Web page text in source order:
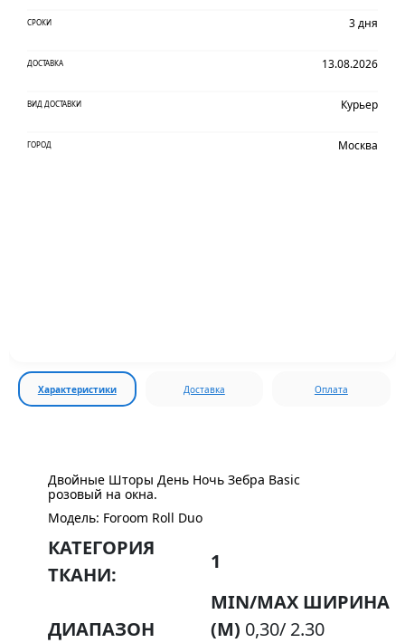
СРОКИ 3 дня
ДОСТАВКА 13.08.2026
ВИД ДОСТАВКИ Курьер
ГОРОД Москва
Характеристики Доставка Оплата
Двойные Шторы День Ночь Зебра Basic
розовый на окна.
Модель: Foroom Roll Duo
КАТЕГОРИЯ
ТКАНИ:
1
ДИАПАЗОН
MIN/MAX ШИРИНА
(М) 0,30/ 2.30